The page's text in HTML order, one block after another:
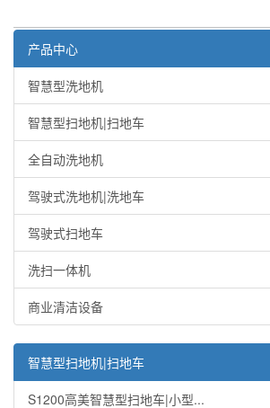
产品中心
智慧型洗地机
智慧型扫地机|扫地车
全自动洗地机
驾驶式洗地机|洗地车
驾驶式扫地车
洗扫一体机
商业清洁设备
智慧型扫地机|扫地车
S1200高美智慧型扫地车|小型...